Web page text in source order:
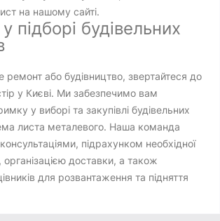
на нашому сайті.
підборі будівельних
ремонт або будівництво, звертайтеся до
у Києві. Ми забезпечимо вам
у виборі та закупівлі будівельних
листа металевого. Наша команда
підрахунком необхідної
організацією доставки, а також
для розвантаження та підняття